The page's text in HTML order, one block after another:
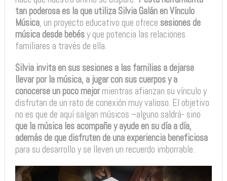
tan poderosa es la que utiliza Silvia Galán en Vínculo
Música, un proyecto educativo que ofrece sesiones de
música desde bebésy que potencia las relaciones
familiares a través de ella.
Silvia invita en sus sesiones a las familias a dejarse
llevar por la música, a jugar con sus cuerpos y a
conocerse un poco mejormientras afianzan su vínculo y
disfrutan de un rato de conexión muy valioso. El objetivo
no es que de aquí salgan músicos –alguno saldrá- sino
que la música les acompañe y ayude en su día a día,
además de que disfruten de una experiencia beneficiosa
para su desarrollo y se lleven un recuerdo imborrable.